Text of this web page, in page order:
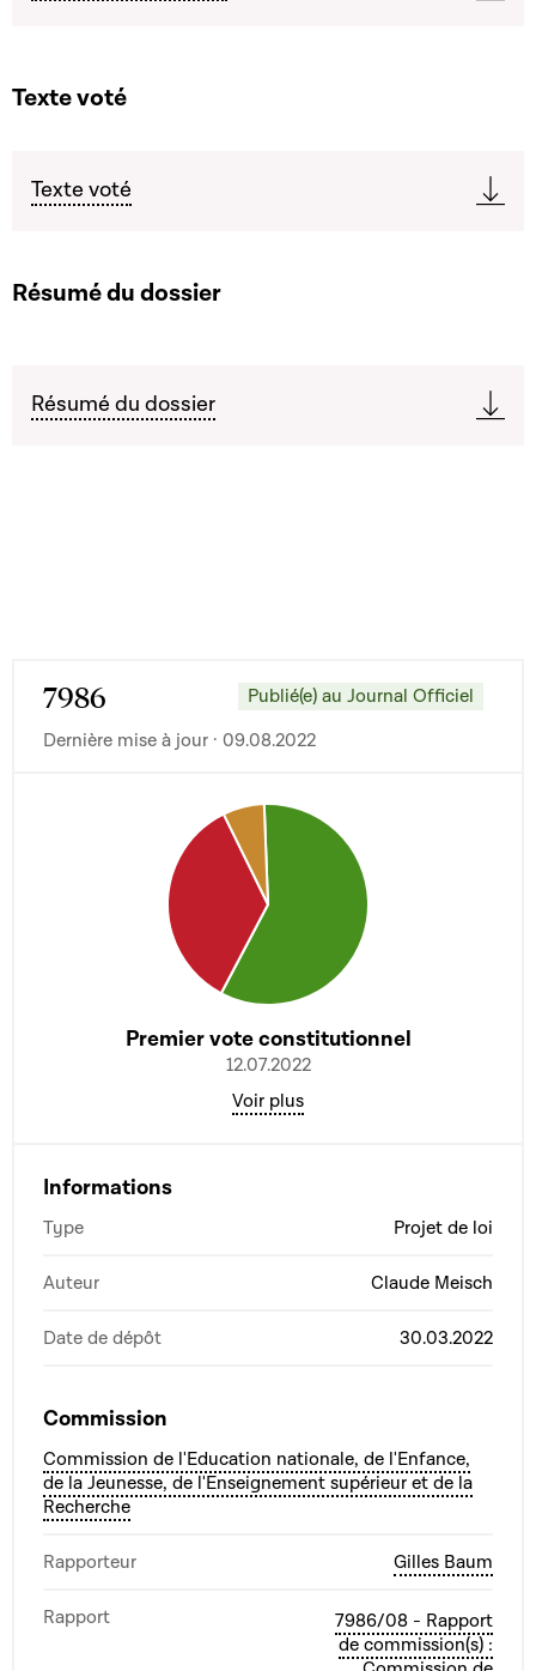
Texte voté
Texte voté
Résumé du dossier
Résumé du dossier
7986
Publié(e) au Journal Officiel
Dernière mise à jour · 09.08.2022
Premier vote constitutionnel
12.07.2022
Voir plus
Informations
Type Projet de loi
Auteur Claude Meisch
Date de dépôt 30.03.2022
Commission
Commission de l'Education nationale, de l'Enfance,
de la Jeunesse, de l'Enseignement supérieur et de la
Recherche
Rapporteur Gilles Baum
Rapport
7986/08 - Rapport
de commission(s) :